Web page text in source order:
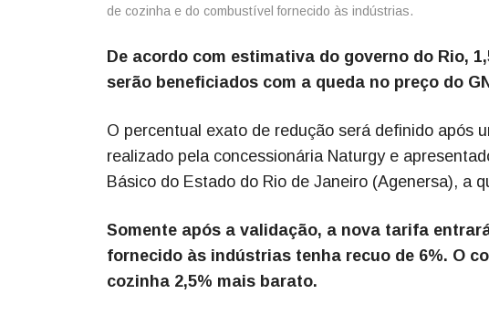
de cozinha e do combustível fornecido às indústrias.
De acordo com estimativa do governo do Rio,
serão beneficiados com a queda no preço do
O percentual exato de redução será definido após
realizado pela concessionária Naturgy e
Básico do Estado do Rio de Janeiro (Agenersa), a
Somente após a validação, a nova tarifa
fornecido às indústrias tenha recuo de 6%. O
cozinha 2,5% mais barato.